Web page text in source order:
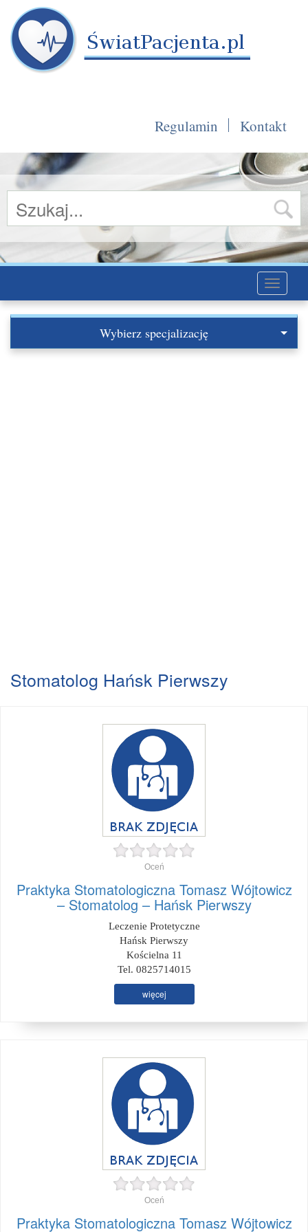
Regulamin Kontakt
Toggle
Wybierz specjalizację
Stomatolog Hańsk Pierwszy
Oceń
Praktyka Stomatologiczna Tomasz Wójtowicz
– Stomatolog – Hańsk Pierwszy
Leczenie Protetyczne
Hańsk Pierwszy
Kościelna 11
Tel. 0825714015
więcej
Oceń
Praktyka Stomatologiczna Tomasz Wójtowicz